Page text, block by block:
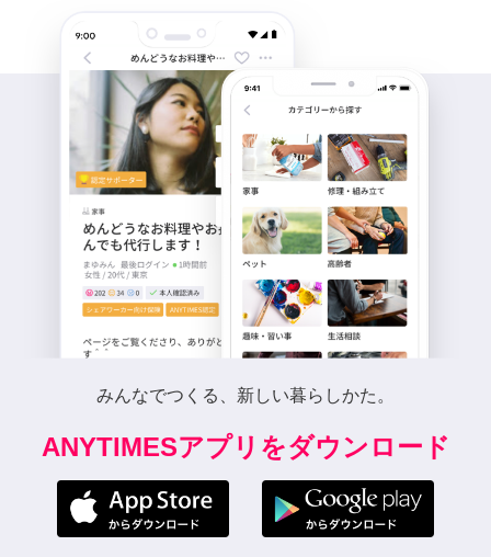
みんなでつくる、新しい暮らしかた。
ANYTIMESアプリをダウンロード